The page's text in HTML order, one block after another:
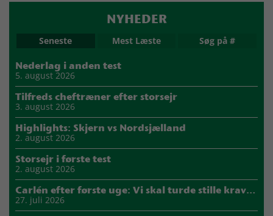
NYHEDER
Seneste Mest Læste Søg på #
Nederlag i anden test
5. august 2026
Tilfreds cheftræner efter storsejr
3. august 2026
Highlights: Skjern vs Nordsjælland
2. august 2026
Storsejr i første test
2. august 2026
Carlén efter første uge: Vi skal turde stille krav til hinanden
27. juli 2026